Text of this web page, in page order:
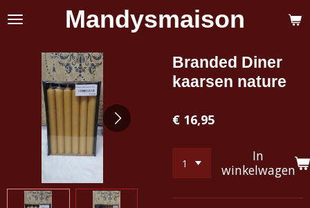
Ga
direct
hoofdinhoud
Mandysmaison
Branded Diner
kaarsen nature
€ 16,95
In
winkelwagen